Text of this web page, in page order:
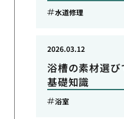
水道修理
浴槽の素材選
基礎知識
2026.03.12
浴室